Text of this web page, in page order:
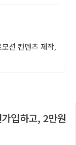
션 컨덴츠 제작,